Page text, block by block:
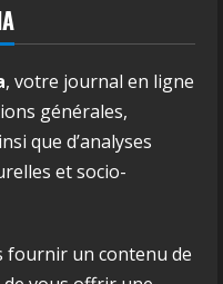
, votre journal en ligne
générales,
que d’analyses
et socio-
fournir un contenu de